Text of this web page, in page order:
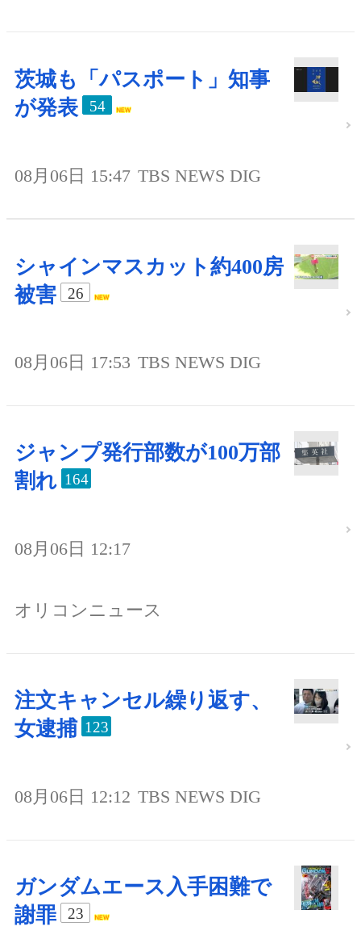
茨城も「パスポート」知事
が発表
54
08月06日 15:47 TBS NEWS DIG
シャインマスカット約400房
被害
26
08月06日 17:53 TBS NEWS DIG
ジャンプ発行部数が100万部
割れ 164
08月06日 12:17
オリコンニュース
注文キャンセル繰り返す、
女逮捕 123
08月06日 12:12 TBS NEWS DIG
ガンダムエース入手困難で
謝罪
23